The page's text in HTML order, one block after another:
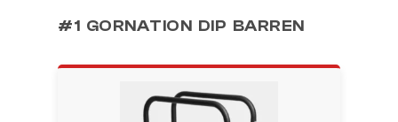
#1 GORNATION DIP BARREN